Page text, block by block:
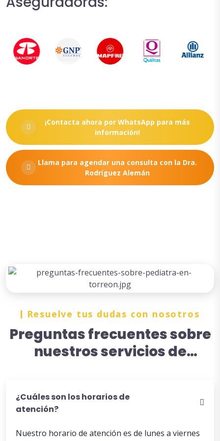
¡Contacta ahora por WhatsApp para más
información!
Llama para agendar una consulta con la Dra.
Rodríguez Alemán
Resuelve tus dudas con nosotros
Preguntas frecuentes sobre
nuestros servicios de
¿Cuáles son los horarios de
atención?
Nuestro horario de atención es de lunes a viernes